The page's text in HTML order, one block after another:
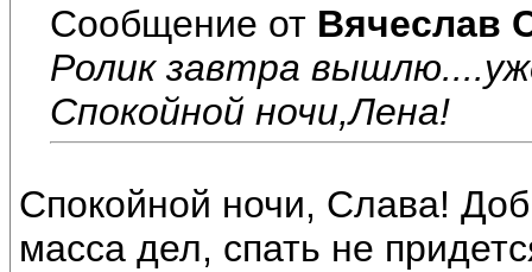
Сообщение от Вячеслав
Ролик завтра
Спокойной ночи,Лена!
Спокойной ночи, Слава!
масса дел, спать не